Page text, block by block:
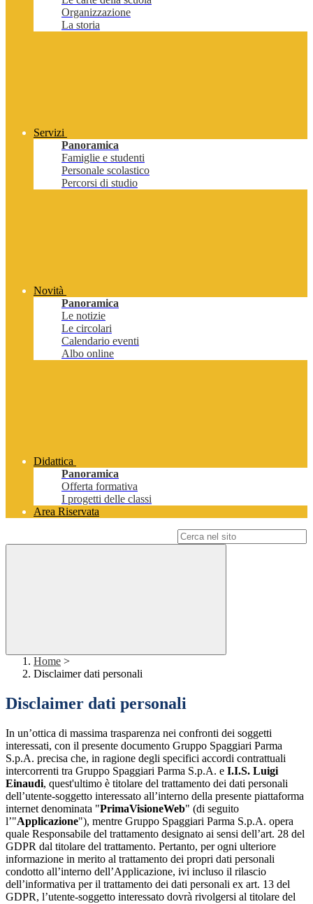
Organizzazione
La storia
Servizi
Panoramica
Famiglie e studenti
Personale scolastico
Percorsi di studio
Novità
Panoramica
Le notizie
Le circolari
Calendario eventi
Albo online
Didattica
Panoramica
Offerta formativa
I progetti delle classi
Area Riservata
Home >
Disclaimer dati personali
Disclaimer dati personali
In un’ottica di massima trasparenza nei confronti dei soggetti
interessati, con il presente documento Gruppo Spaggiari Parma
S.p.A. precisa che, in ragione degli specifici accordi contrattuali
intercorrenti tra Gruppo Spaggiari Parma S.p.A. e I.I.S. Luigi
Einaudi, quest'ultimo è titolare del trattamento dei dati personali
dell’utente-soggetto interessato all’interno della presente piattaforma
internet denominata "PrimaVisioneWeb" (di seguito
l’"Applicazione"), mentre Gruppo Spaggiari Parma S.p.A. opera
quale Responsabile del trattamento designato ai sensi dell’art. 28 del
GDPR dal titolare del trattamento. Pertanto, per ogni ulteriore
informazione in merito al trattamento dei propri dati personali
condotto all’interno dell’Applicazione, ivi incluso il rilascio
dell’informativa per il trattamento dei dati personali ex art. 13 del
GDPR, l’utente-soggetto interessato dovrà rivolgersi al titolare del